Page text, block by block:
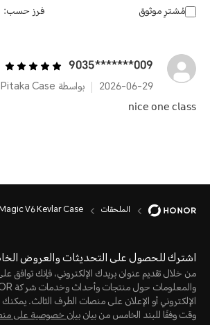
مُشترٍ موثوق فرز حسب:
009*******9035
2026-06-29
بواسطة HONOR Magic V6 Pitaka Case
𝗇𝗂𝖼𝖾 𝗈𝗇𝖾 𝖼𝗅𝖺𝗌𝗌
الملحقات V6 Kevlar Case
اشترك للحصول على التحديثات والعروض
من خلال تقديم عنوان بريدك الإلكتروني، فإنك
الإلكتروني أو الإعلان على منصات الطرف الثالث.
وقت وفقًا للبند الخامس من بيانبيان خصوصية على